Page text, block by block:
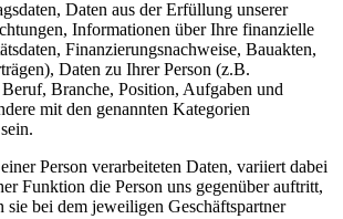
Daten aus der Erfüllung unserer
Informationen über Ihre finanzielle
Finanzierungsnachweise, Bauakten,
Daten zu Ihrer Person (z.B.
Beruf, Branche, Position, Aufgaben und
mit den genannten Kategorien
Person verarbeiteten Daten, variiert dabei
Funktion die Person uns gegenüber auftritt,
sie bei dem jeweiligen Geschäftspartner